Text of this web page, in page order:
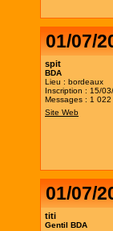
01/07/
spit
BDA
Lieu : bordeaux
Inscription : 15/
Messages : 1 022
Site Web
01/07/
titi
Gentil BDA